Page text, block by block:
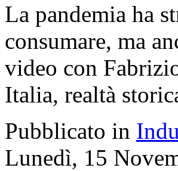
La pandemia ha
consumare, ma
video con
Italia, realtà
Pubblicato in
Lunedì, 15